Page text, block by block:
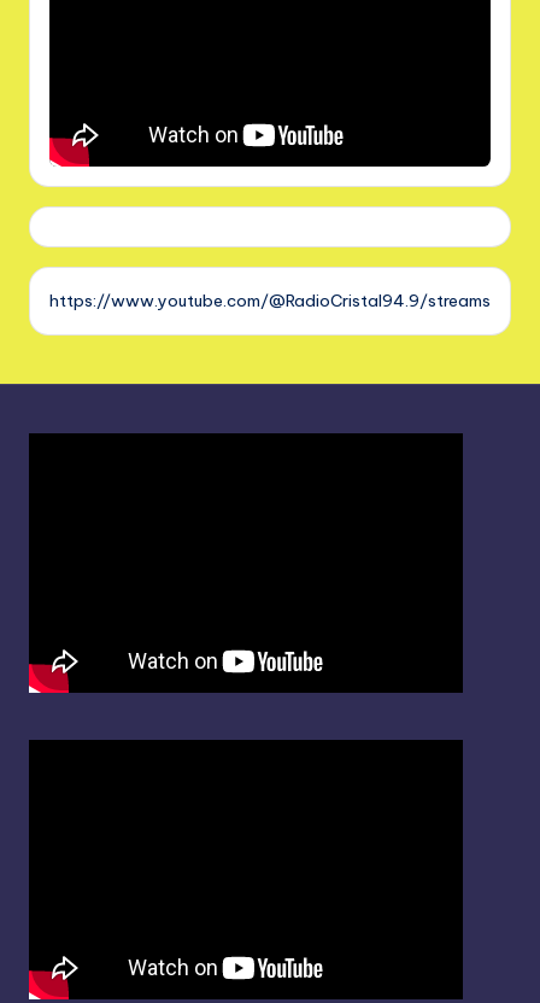
https://www.youtube.com/@RadioCristal94.9/streams